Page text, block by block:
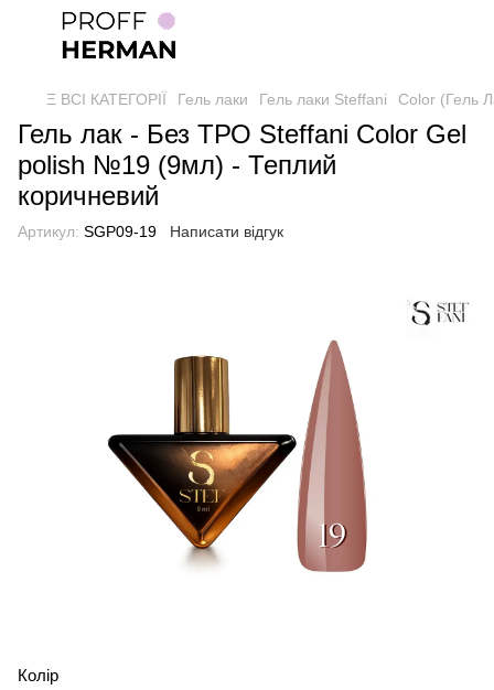
Ξ ВСІ КАТЕГОРІЇ Гель лаки Гель лаки Steffani Color (Гель
Гель лак - Без ТРО Steffani Color Gel
polish №19 (9мл) - Теплий
коричневий
Артикул: SGP09-19 Написати відгук
Колір